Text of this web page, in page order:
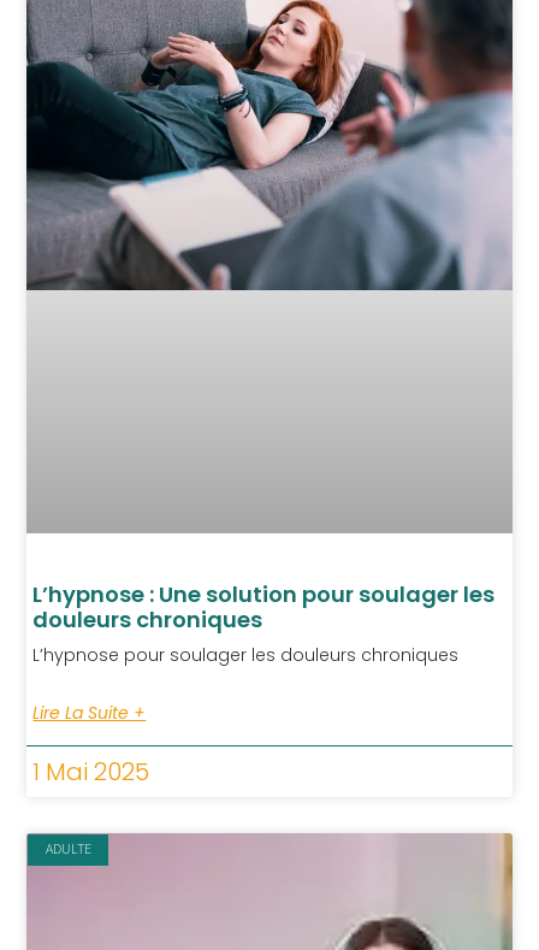
L’hypnose : Une solution pour soulager les
douleurs chroniques
L’hypnose pour soulager les douleurs chroniques
Lire La Suite +
1 Mai 2025
ADULTE